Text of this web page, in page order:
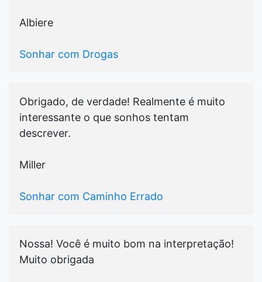
Albiere
Sonhar com Drogas
Obrigado, de verdade! Realmente é muito
interessante o que sonhos tentam
descrever.
Miller
Sonhar com Caminho Errado
Nossa! Você é muito bom na interpretação!
Muito obrigada